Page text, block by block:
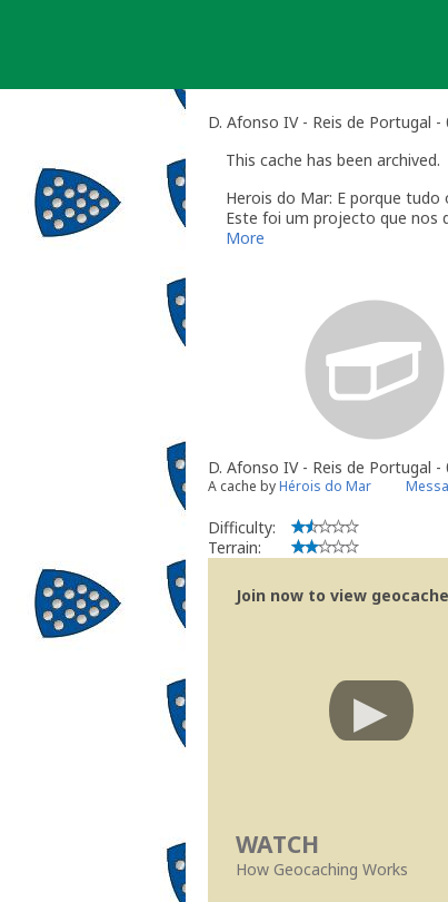
D. Afonso IV - Reis de Portugal -
This cache has been archived.
Herois do Mar: E porque tudo
Este foi um projecto que nos
conhecimentos da História de
More
D. Afonso IV - Reis de Portugal -
A cache byHérois do Mar
Difficulty:
Terrain:
Join now to view
WATCH
How Geocaching Works